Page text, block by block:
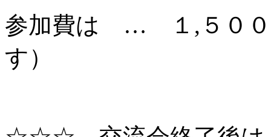
参加費は … １,５００
す）